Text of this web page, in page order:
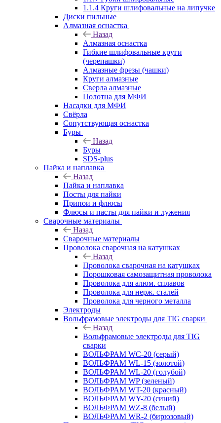
1.1.4 Круги шлифовальные на липучке
Диски пильные
Алмазная оснастка
Назад
Алмазная оснастка
Гибкие шлифовальные круги
(черепашки)
Алмазные фрезы (чашки)
Круги алмазные
Сверла алмазные
Полотна для МФИ
Насадки для МФИ
Свёрла
Сопутствующая оснастка
Буры
Назад
Буры
SDS-plus
Пайка и наплавка
Назад
Пайка и наплавка
Посты для пайки
Припои и флюсы
Флюсы и пасты для пайки и лужения
Сварочные материалы
Назад
Сварочные материалы
Проволока сварочная на катушках
Назад
Проволока сварочная на катушках
Порошковая самозащитная проволока
Проволока для алюм. сплавов
Проволока для нерж. сталей
Проволока для черного металла
Электроды
Вольфрамовые электроды для TIG сварки
Назад
Вольфрамовые электроды для TIG
сварки
ВОЛЬФРАМ WC-20 (серый)
ВОЛЬФРАМ WL-15 (золотой)
ВОЛЬФРАМ WL-20 (голубой)
ВОЛЬФРАМ WP (зеленый)
ВОЛЬФРАМ WT-20 (красный)
ВОЛЬФРАМ WY-20 (синий)
ВОЛЬФРАМ WZ-8 (белый)
ВОЛЬФРАМ WR-2 (бирюзовый)